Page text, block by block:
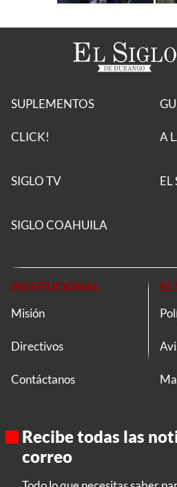
SUPLEMENTOS
CLICK! A
SIGLO TV EL
SIGLO COAHUILA
INSTITUCIONAL
Misión
Directivos
Contáctanos
EL
Recibe todas las
correo